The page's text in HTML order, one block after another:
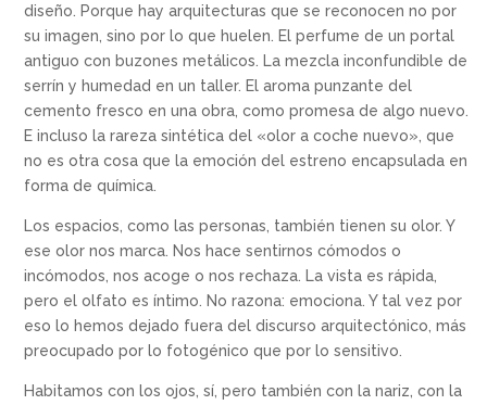
diseño. Porque hay arquitecturas que se reconocen no por
su imagen, sino por lo que huelen. El perfume de un portal
antiguo con buzones metálicos. La mezcla inconfundible de
serrín y humedad en un taller. El aroma punzante del
cemento fresco en una obra, como promesa de algo nuevo.
E incluso la rareza sintética del «olor a coche nuevo», que
no es otra cosa que la emoción del estreno encapsulada en
forma de química.
Los espacios, como las personas, también tienen su olor. Y
ese olor nos marca. Nos hace sentirnos cómodos o
incómodos, nos acoge o nos rechaza. La vista es rápida,
pero el olfato es íntimo. No razona: emociona. Y tal vez por
eso lo hemos dejado fuera del discurso arquitectónico, más
preocupado por lo fotogénico que por lo sensitivo.
Habitamos con los ojos, sí, pero también con la nariz, con la